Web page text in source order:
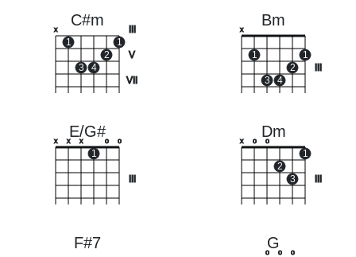
C#m
V
VII
x
1
3 4
2
1
Bm
x
1
3 4
2
1
E/G#
x x x
1
o o
Dm
x o o
2
3
1
F#7 G
o o o